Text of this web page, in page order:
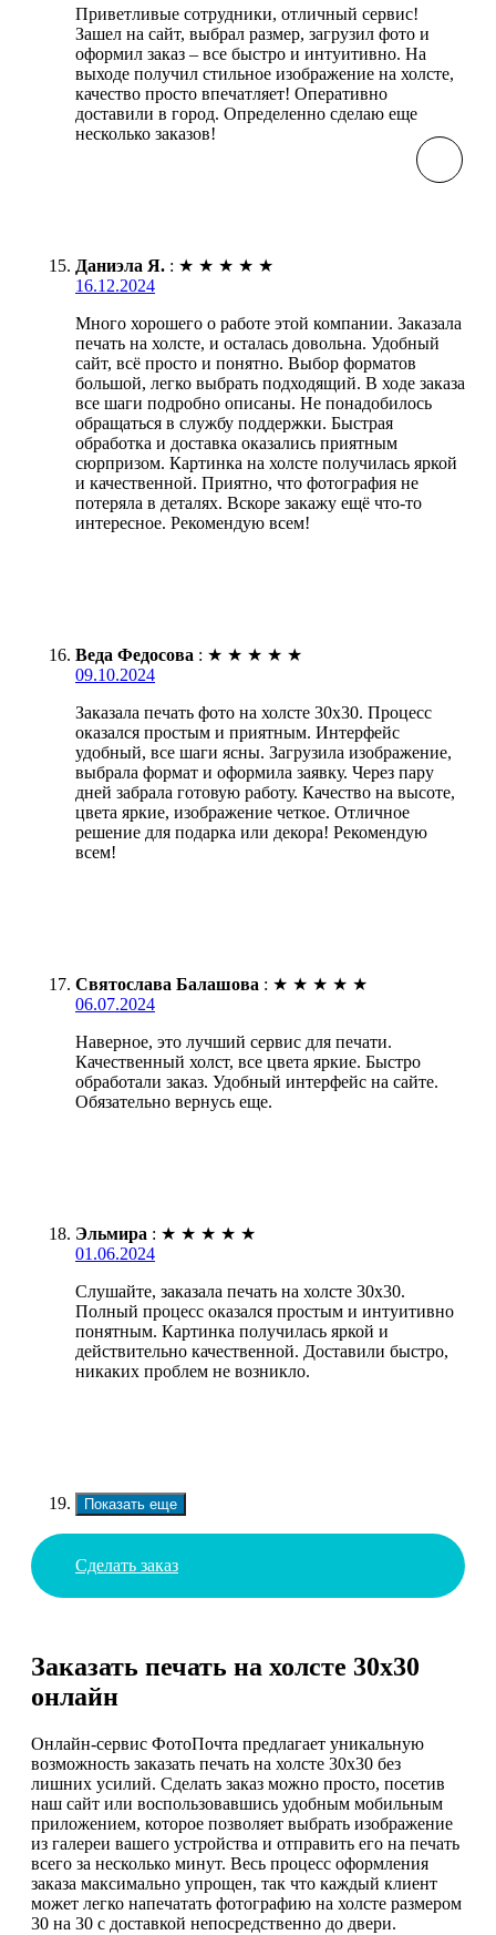
Приветливые сотрудники, отличный сервис!
Зашел на сайт, выбрал размер, загрузил фото и
оформил заказ – все быстро и интуитивно. На
выходе получил стильное изображение на холсте,
качество просто впечатляет! Оперативно
доставили в город. Определенно сделаю еще
несколько заказов!
Даниэла Я. : ★ ★ ★ ★ ★
16.12.2024
Много хорошего о работе этой компании. Заказала
печать на холсте, и осталась довольна. Удобный
сайт, всё просто и понятно. Выбор форматов
большой, легко выбрать подходящий. В ходе заказа
все шаги подробно описаны. Не понадобилось
обращаться в службу поддержки. Быстрая
обработка и доставка оказались приятным
сюрпризом. Картинка на холсте получилась яркой
и качественной. Приятно, что фотография не
потеряла в деталях. Вскоре закажу ещё что-то
интересное. Рекомендую всем!
Веда Федосова : ★ ★ ★ ★ ★
09.10.2024
Заказала печать фото на холсте 30х30. Процесс
оказался простым и приятным. Интерфейс
удобный, все шаги ясны. Загрузила изображение,
выбрала формат и оформила заявку. Через пару
дней забрала готовую работу. Качество на высоте,
цвета яркие, изображение четкое. Отличное
решение для подарка или декора! Рекомендую
всем!
Святослава Балашова : ★ ★ ★ ★ ★
06.07.2024
Наверное, это лучший сервис для печати.
Качественный холст, все цвета яркие. Быстро
обработали заказ. Удобный интерфейс на сайте.
Обязательно вернусь еще.
Эльмира : ★ ★ ★ ★ ★
01.06.2024
Слушайте, заказала печать на холсте 30х30.
Полный процесс оказался простым и интуитивно
понятным. Картинка получилась яркой и
действительно качественной. Доставили быстро,
никаких проблем не возникло.
Показать еще
Сделать заказ
Заказать печать на холсте 30х30
онлайн
Онлайн-сервис ФотоПочта предлагает уникальную
возможность заказать печать на холсте 30х30 без
лишних усилий. Сделать заказ можно просто, посетив
наш сайт или воспользовавшись удобным мобильным
приложением, которое позволяет выбрать изображение
из галереи вашего устройства и отправить его на печать
всего за несколько минут. Весь процесс оформления
заказа максимально упрощен, так что каждый клиент
может легко напечатать фотографию на холсте размером
30 на 30 с доставкой непосредственно до двери.